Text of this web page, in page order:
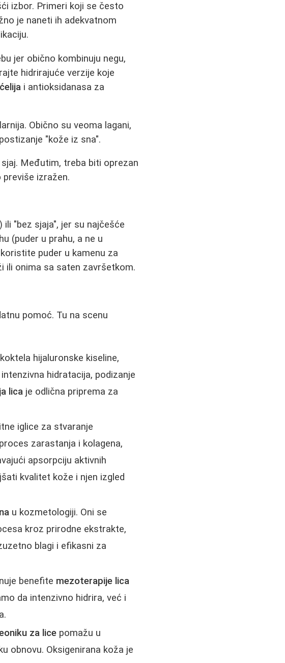
izbor. Primeri koji se često
je naneti ih adekvatnom
jer obično kombinuju negu,
hidrirajuće verzije koje
i antioksidanasa za
Obično su veoma lagani,
"kože iz sna".
Međutim, treba biti oprezan
izražen.
"bez sjaja", jer su najčešće
(puder u prahu, a ne u
puder u kamenu za
ili onima sa saten završetkom.
pomoć. Tu na scenu
hijaluronske kiseline,
hidratacija, podizanje
lica je odlična priprema za
iglice za stvaranje
zarastanja i kolagena,
apsorpciju aktivnih
kvalitet kože i njen izgled
u kozmetologiji. Oni se
kroz prirodne ekstrakte,
blagi i efikasni za
benefite mezoterapije lica
da intenzivno hidrira, već i
za lice pomažu u
obnovu. Oksigenirana koža je